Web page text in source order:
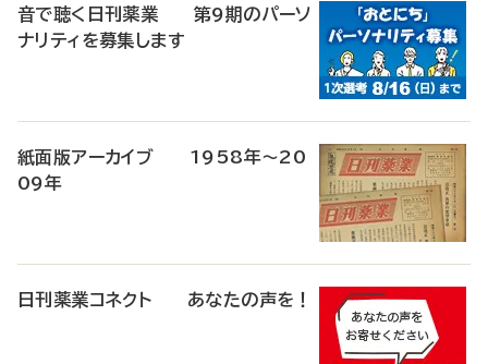
音で聴く日刊薬業 第9期のパーソ
ナリティを募集します
紙面版アーカイブ 1958年～20
09年
日刊薬業コネクト あなたの声を！